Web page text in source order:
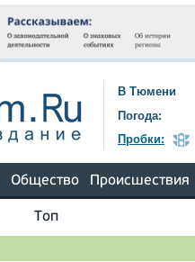
В Тюмени
Погода:
Пробки:
Общество Происшествия
Топ